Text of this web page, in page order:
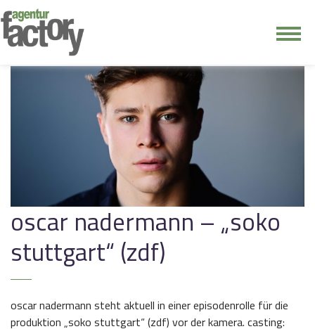
kontakt
oscar nadermann – „soko
stuttgart“ (zdf)
oscar nadermann steht aktuell in einer episodenrolle für die
produktion „soko stuttgart“ (zdf) vor der kamera. casting: